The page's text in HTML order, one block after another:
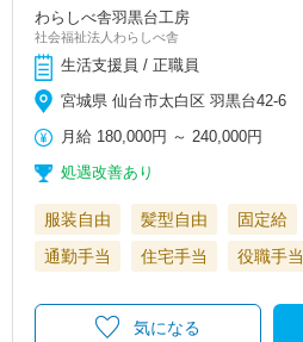
わらしべ舎羽黒台工房
社会福祉法人わらしべ舎
生活支援員 / 正職員
宮城県 仙台市太白区 羽黒台42-6
月給 180,000円 ～ 240,000円
処遇改善あり
服装自由 髪型自由 固定給
通勤手当
住宅手当 役職手当
気になる